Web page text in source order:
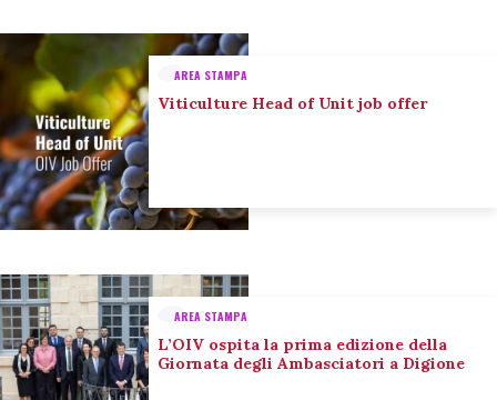
AREA STAMPA
Viticulture Head of Unit job offer
AREA STAMPA
L’OIV ospita la prima edizione della
Giornata degli Ambasciatori a Digione